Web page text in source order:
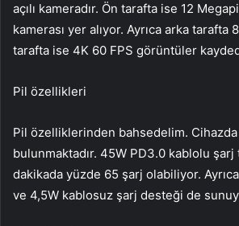
açılı kameradır. Ön tarafta ise 12
kamerası yer alıyor. Ayrıca arka tarafta
tarafta ise 4K 60 FPS görüntüler
Pil özellikleri
Pil özelliklerinden bahsedelim.
bulunmaktadır. 45W PD3.0 kablolu şarj
dakikada yüzde 65 şarj olabiliyor.
ve 4,5W kablosuz şarj desteği de